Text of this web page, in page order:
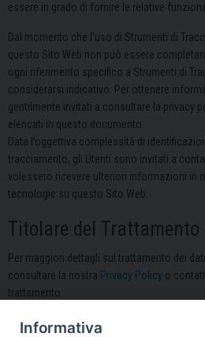
essere in grado di fornire le relative
Dal momento che l’uso di Strumenti di
questo Sito Web non può essere
ogni riferimento specifico a Strumenti di
considerarsi indicativo. Per ottenere
gentilmente invitati a consultare la privacy
elencati in questo documento.
Data l’oggettiva complessità di
tracciamento, gli Utenti sono invitati a
volessero ricevere ulteriori informazioni in
tecnologie su questo Sito Web.
Titolare del Trattamento
Per maggiori dettagli sul trattamento dei
consultare la nostra Privacy Policy o
trattamento.
Informativa